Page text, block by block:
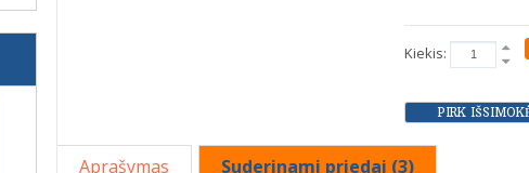
Kiekis:
Aprašymas Suderinami priedai (3)